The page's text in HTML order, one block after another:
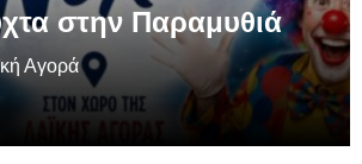
στην Παραμυθιά
Αγορά